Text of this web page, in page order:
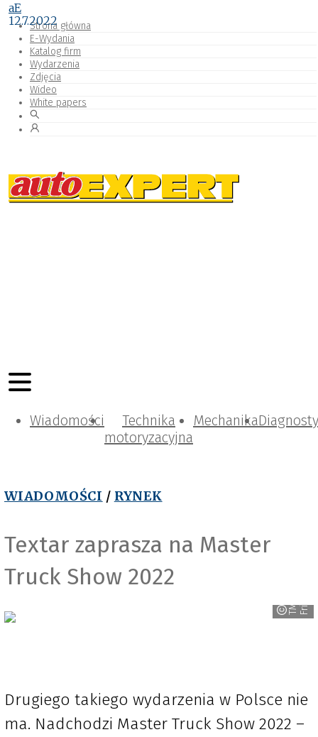
Strona główna
E-Wydania
Katalog firm
Wydarzenia
Zdjęcia
Wideo
White papers
Wiadomości
Technika
motoryzacyjna
Mechanika
WIADOMOŚCI / RYNEK
Textar zaprasza na Master
Truck Show 2022
T
M
D
F
r
i
c
t
i
o
n
/
T
e
x
t
a
aE
12.7.2022
Drugiego takiego wydarzenia w Polsce nie
ma. Nadchodzi Master Truck Show 2022 –